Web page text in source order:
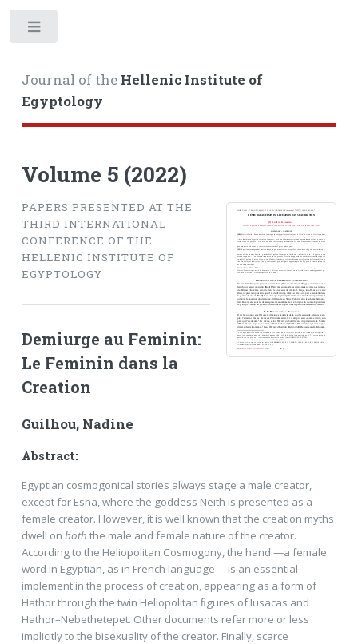
Journal of the Hellenic Institute of
Egyptology
Volume 5 (2022)
PAPERS PRESENTED AT THE
THIRD INTERNATIONAL
CONFERENCE OF THE
HELLENIC INSTITUTE OF
EGYPTOLOGY
Demiurge au Feminin:
Le Feminin dans la
Creation
Guilhou, Nadine
Abstract:
Egyptian cosmogonical stories always stage a male creator,
except for Esna, where the goddess Neith is presented as a
female creator. However, it is well known that the creation myths
dwell on both the male and female nature of the creator.
According to the Heliopolitan Cosmogony, the hand —a female
word in Egyptian, as in French language— is an essential
implement in the process of creation, appearing as a form of
Hathor through the twin Heliopolitan ﬁgures of Iusacas and
Hathor–Nebethetepet. Other documents refer more or less
implicitly to the bisexuality of the creator. Finally, scarce